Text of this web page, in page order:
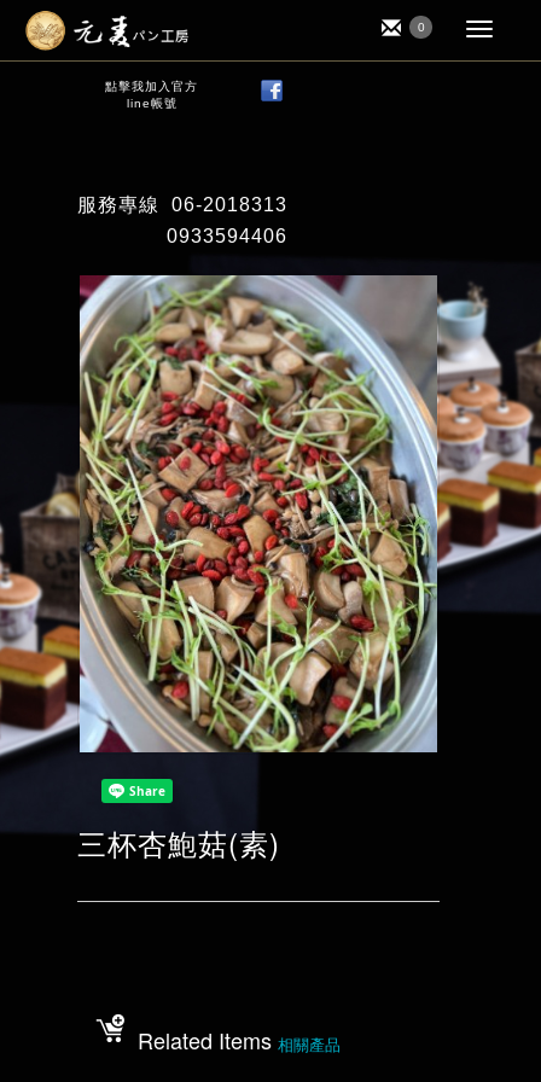
0
點擊我加入官方
line帳號
服務專線
06-2018313
0933594406
三杯杏鮑菇(素)
Related Items 相關產品